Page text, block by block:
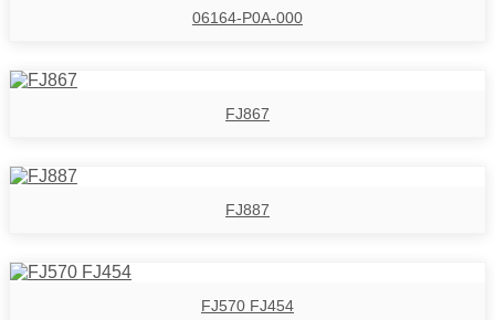
06164-P0A-000
FJ867
FJ887
FJ570 FJ454